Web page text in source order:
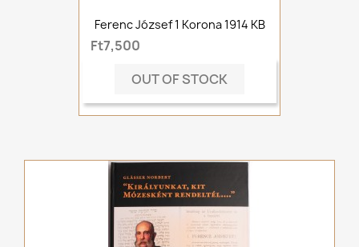
Ferenc József 1 Korona 1914 KB
Ft7,500
OUT OF STOCK